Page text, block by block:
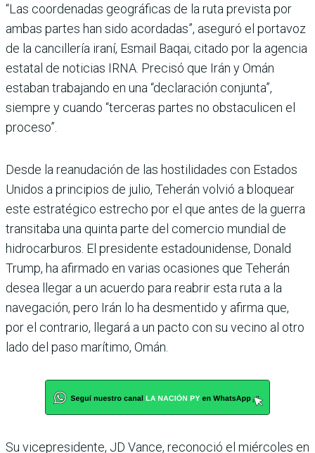
“Las coordenadas geográficas de la ruta prevista por
ambas partes han sido acordadas”, aseguró el portavoz
de la cancillería iraní, Esmail Baqai, citado por la agencia
estatal de noticias IRNA. Precisó que Irán y Omán
estaban trabajando en una “declaración conjunta”,
siempre y cuando “terceras partes no obstaculicen el
proceso”.
Desde la reanudación de las hostilidades con Estados
Unidos a principios de julio, Teherán volvió a bloquear
este estratégico estrecho por el que antes de la guerra
transitaba una quinta parte del comercio mundial de
hidrocarburos. El presidente estadounidense, Donald
Trump, ha afirmado en varias ocasiones que Teherán
desea llegar a un acuerdo para reabrir esta ruta a la
navegación, pero Irán lo ha desmentido y afirma que,
por el contrario, llegará a un pacto con su vecino al otro
lado del paso marítimo, Omán.
Su vicepresidente, JD Vance, reconoció el miércoles en